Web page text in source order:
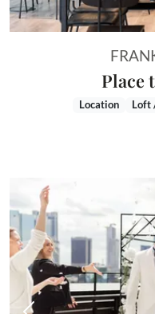
Place
Location Loft